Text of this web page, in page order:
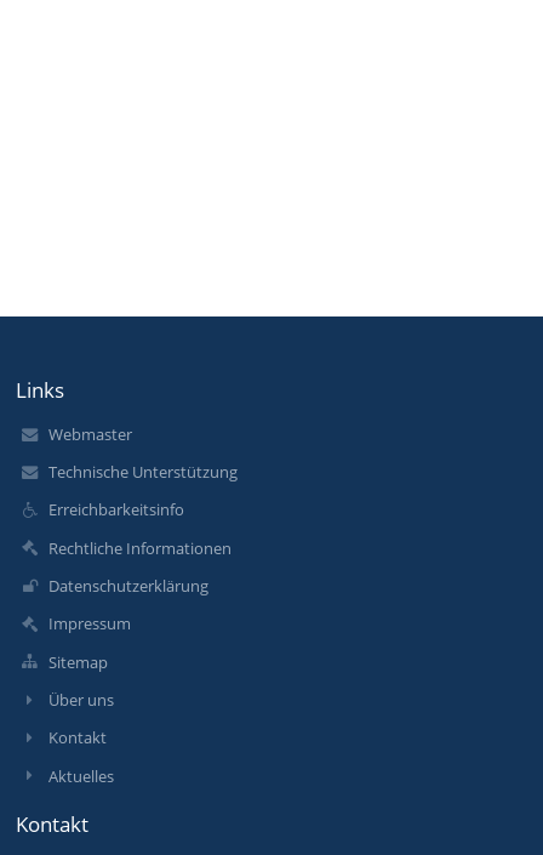
Links
Webmaster
Technische Unterstützung
Erreichbarkeitsinfo
Rechtliche Informationen
Datenschutzerklärung
Impressum
Sitemap
Über uns
Kontakt
Aktuelles
Kontakt